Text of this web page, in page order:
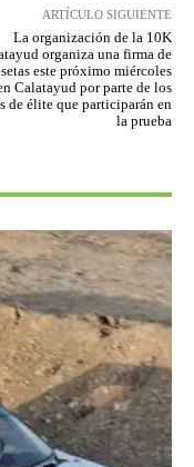
ARTÍCULO SIGUIENTE
La organización de la 10K
organiza una firma de
este próximo miércoles
Calatayud por parte de los
de élite que participarán en
la prueba